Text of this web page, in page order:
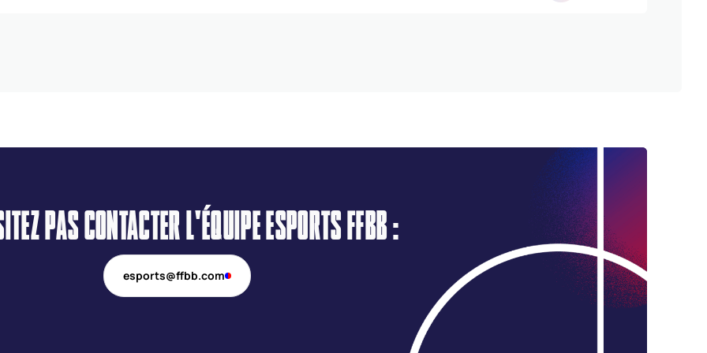
PAS CONTACTER L'ÉQUIPE ESPORTS FFBB :
esports@ffbb.com